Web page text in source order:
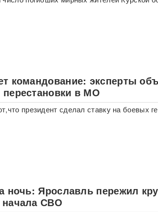
командование: эксперты
в МО
президент сделал ставку на боевых
ночь: Ярославль пережил
СВО